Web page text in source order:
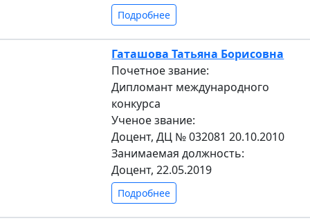
Подробнее
Гаташова Татьяна Борисовна
Почетное звание:
Дипломант международного
конкурса
Ученое звание:
Доцент, ДЦ № 032081 20.10.2010
Занимаемая должность:
Доцент, 22.05.2019
Подробнее